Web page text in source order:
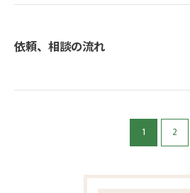
依頼、相談の流れ
1 2